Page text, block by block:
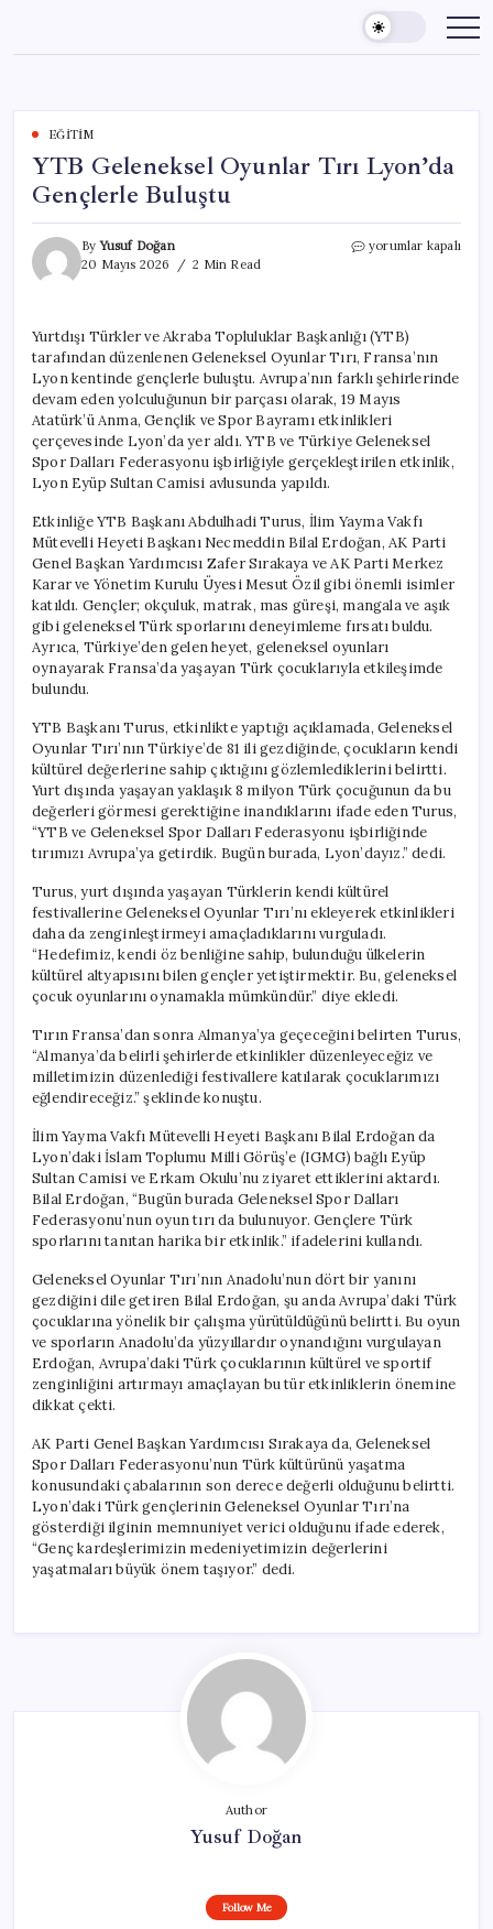
content
EĞITIM
YTB Geleneksel Oyunlar Tırı Lyon’da
Gençlerle Buluştu
ByYusuf Doğan
20 Mayıs 2026
2 Min Read
YTB
Gençlerle
Buluştu
için
yorumlar kapalı
Yurtdışı Türkler ve Akraba Topluluklar Başkanlığı (YTB)
tarafından düzenlenen Geleneksel Oyunlar Tırı, Fransa’nın
Lyon kentinde gençlerle buluştu. Avrupa’nın farklı şehirlerinde
devam eden yolculuğunun bir parçası olarak, 19 Mayıs
Atatürk’ü Anma, Gençlik ve Spor Bayramı etkinlikleri
çerçevesinde Lyon’da yer aldı. YTB ve Türkiye Geleneksel
Spor Dalları Federasyonu işbirliğiyle gerçekleştirilen etkinlik,
Lyon Eyüp Sultan Camisi avlusunda yapıldı.
Etkinliğe YTB Başkanı Abdulhadi Turus, İlim Yayma Vakfı
Mütevelli Heyeti Başkanı Necmeddin Bilal Erdoğan, AK Parti
Genel Başkan Yardımcısı Zafer Sırakaya ve AK Parti Merkez
Karar ve Yönetim Kurulu Üyesi Mesut Özil gibi önemli isimler
katıldı. Gençler; okçuluk, matrak, mas güreşi, mangala ve aşık
gibi geleneksel Türk sporlarını deneyimleme fırsatı buldu.
Ayrıca, Türkiye’den gelen heyet, geleneksel oyunları
oynayarak Fransa’da yaşayan Türk çocuklarıyla etkileşimde
bulundu.
YTB Başkanı Turus, etkinlikte yaptığı açıklamada, Geleneksel
Oyunlar Tırı’nın Türkiye’de 81 ili gezdiğinde, çocukların kendi
kültürel değerlerine sahip çıktığını gözlemlediklerini belirtti.
Yurt dışında yaşayan yaklaşık 8 milyon Türk çocuğunun da bu
değerleri görmesi gerektiğine inandıklarını ifade eden Turus,
“YTB ve Geleneksel Spor Dalları Federasyonu işbirliğinde
tırımızı Avrupa’ya getirdik. Bugün burada, Lyon’dayız.” dedi.
Turus, yurt dışında yaşayan Türklerin kendi kültürel
festivallerine Geleneksel Oyunlar Tırı’nı ekleyerek etkinlikleri
daha da zenginleştirmeyi amaçladıklarını vurguladı.
“Hedefimiz, kendi öz benliğine sahip, bulunduğu ülkelerin
kültürel altyapısını bilen gençler yetiştirmektir. Bu, geleneksel
çocuk oyunlarını oynamakla mümkündür.” diye ekledi.
Tırın Fransa’dan sonra Almanya’ya geçeceğini belirten Turus,
“Almanya’da belirli şehirlerde etkinlikler düzenleyeceğiz ve
milletimizin düzenlediği festivallere katılarak çocuklarımızı
eğlendireceğiz.” şeklinde konuştu.
İlim Yayma Vakfı Mütevelli Heyeti Başkanı Bilal Erdoğan da
Lyon’daki İslam Toplumu Milli Görüş’e (IGMG) bağlı Eyüp
Sultan Camisi ve Erkam Okulu’nu ziyaret ettiklerini aktardı.
Bilal Erdoğan, “Bugün burada Geleneksel Spor Dalları
Federasyonu’nun oyun tırı da bulunuyor. Gençlere Türk
sporlarını tanıtan harika bir etkinlik.” ifadelerini kullandı.
Geleneksel Oyunlar Tırı’nın Anadolu’nun dört bir yanını
gezdiğini dile getiren Bilal Erdoğan, şu anda Avrupa’daki Türk
çocuklarına yönelik bir çalışma yürütüldüğünü belirtti. Bu oyun
ve sporların Anadolu’da yüzyıllardır oynandığını vurgulayan
Erdoğan, Avrupa’daki Türk çocuklarının kültürel ve sportif
zenginliğini artırmayı amaçlayan bu tür etkinliklerin önemine
dikkat çekti.
AK Parti Genel Başkan Yardımcısı Sırakaya da, Geleneksel
Spor Dalları Federasyonu’nun Türk kültürünü yaşatma
konusundaki çabalarının son derece değerli olduğunu belirtti.
Lyon’daki Türk gençlerinin Geleneksel Oyunlar Tırı’na
gösterdiği ilginin memnuniyet verici olduğunu ifade ederek,
“Genç kardeşlerimizin medeniyetimizin değerlerini
yaşatmaları büyük önem taşıyor.” dedi.
Author
Yusuf Doğan
Follow Me